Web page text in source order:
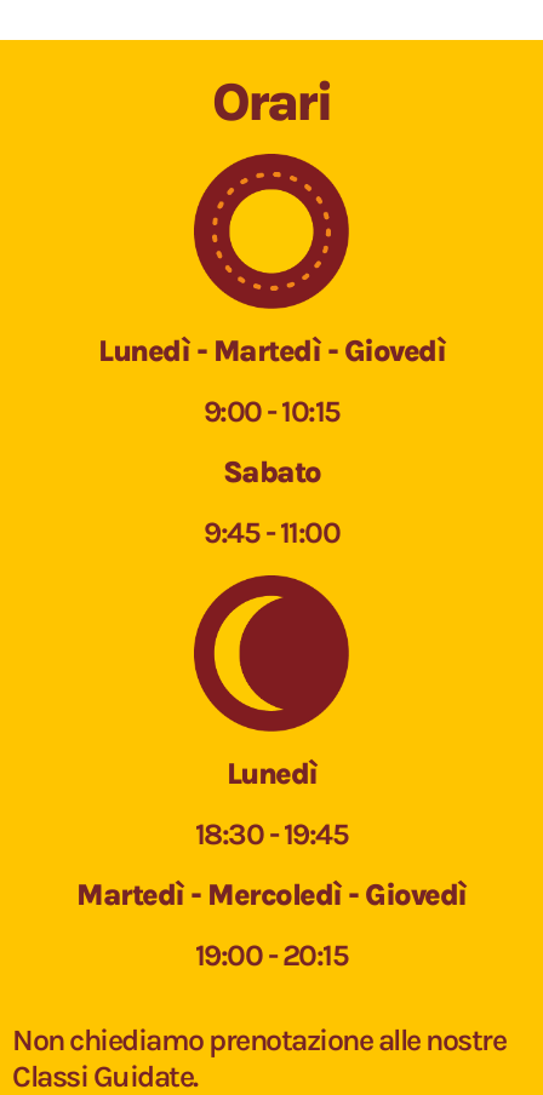
Orari
Lunedì - Martedì - Giovedì
9:00 - 10:15
Sabato
9:45 - 11:00
Lunedì
18:30 - 19:45
Martedì - Mercoledì - Giovedì
19:00 - 20:15
Non chiediamo prenotazione alle nostre
Classi Guidate.